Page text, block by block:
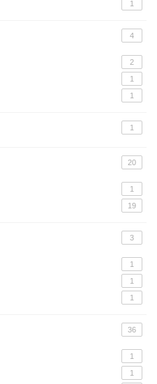
1
4
2
1
1
1
20
1
19
3
1
1
1
36
1
1